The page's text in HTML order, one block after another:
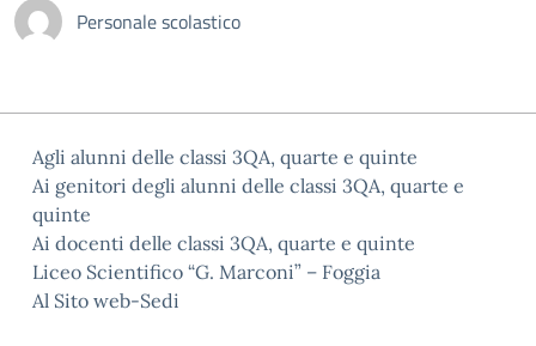
Personale scolastico
Agli alunni delle classi 3QA, quarte e quinte
Ai genitori degli alunni delle classi 3QA, quarte e
quinte
Ai docenti delle classi 3QA, quarte e quinte
Liceo Scientifico “G. Marconi” – Foggia
Al Sito web-Sedi